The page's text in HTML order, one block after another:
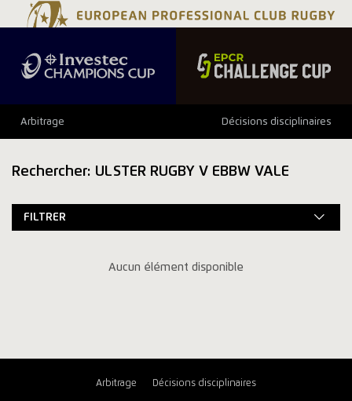
Arbitrage Décisions disciplinaires
Rechercher: ULSTER RUGBY V EBBW VALE
FILTRER
Aucun élément disponible
Arbitrage Décisions disciplinaires